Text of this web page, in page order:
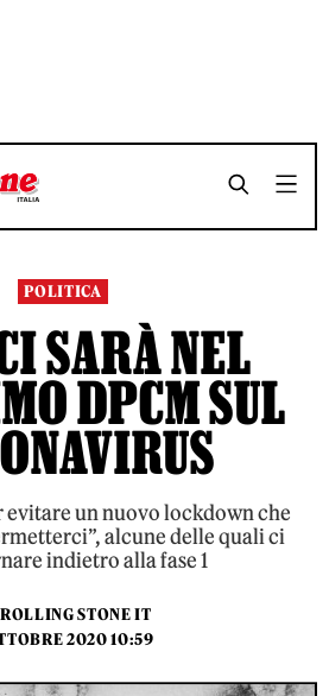
SHARE
SHARE
POLITICA
SARÀ NEL
DPCM SUL
evitare un nuovo lockdown che
alcune delle quali ci
indietro alla fase 1
ROLLING STONE IT
2020 10:59